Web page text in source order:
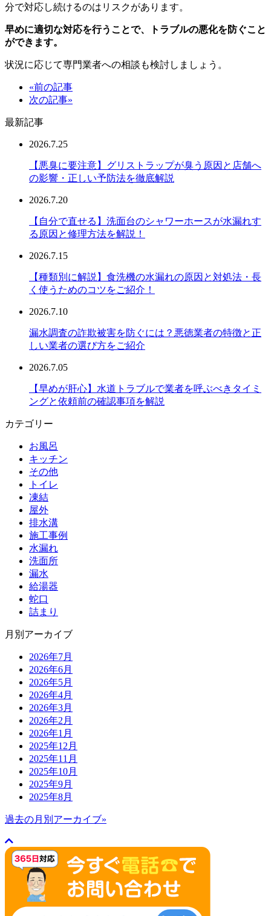
分で対応し続けるのはリスクがあります。
早めに適切な対応を行うことで、トラブルの悪化を防ぐこと
ができます。
状況に応じて専門業者への相談も検討しましょう。
«前の記事
次の記事»
最新記事
2026.7.25
【悪臭に要注意】グリストラップが臭う原因と店舗へ
の影響・正しい予防法を徹底解説
2026.7.20
【自分で直せる】洗面台のシャワーホースが水漏れす
る原因と修理方法を解説！
2026.7.15
【種類別に解説】食洗機の水漏れの原因と対処法・長
く使うためのコツをご紹介！
2026.7.10
漏水調査の詐欺被害を防ぐには？悪徳業者の特徴と正
しい業者の選び方をご紹介
2026.7.05
【早めが肝心】水道トラブルで業者を呼ぶべきタイミ
ングと依頼前の確認事項を解説
カテゴリー
お風呂
キッチン
その他
トイレ
凍結
屋外
排水溝
施工事例
水漏れ
洗面所
漏水
給湯器
蛇口
詰まり
月別アーカイブ
2026年7月
2026年6月
2026年5月
2026年4月
2026年3月
2026年2月
2026年1月
2025年12月
2025年11月
2025年10月
2025年9月
2025年8月
過去の月別アーカイブ»